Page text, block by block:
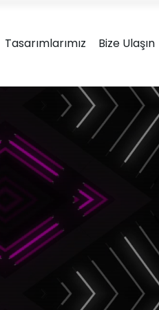
Ambalaj
Plastik
Tasarımları
Tasarımlarımız Bize Ulaşın
çekicilik, anlaşılırlık ve